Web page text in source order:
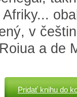
v
a de
Pridať knihu do